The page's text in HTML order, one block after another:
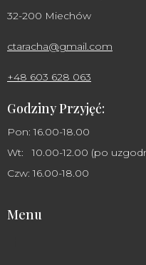
32-200 Miechów
ctaracha@gmail.com
+48 603 628 063
Godziny Przyjęć:
Pon: 16.00-18.00
Wt: 10.00-12.00 (po
Czw: 16.00-18.00
Menu